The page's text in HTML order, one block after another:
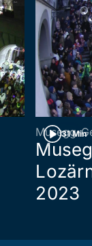
31 Min
Musegg-
2023